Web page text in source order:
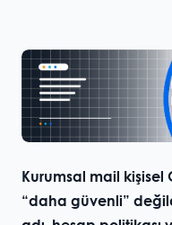
Kurumsal mail
“daha güvenli”